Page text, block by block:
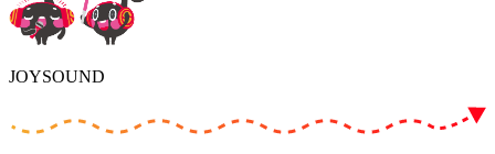
JOYSOUND